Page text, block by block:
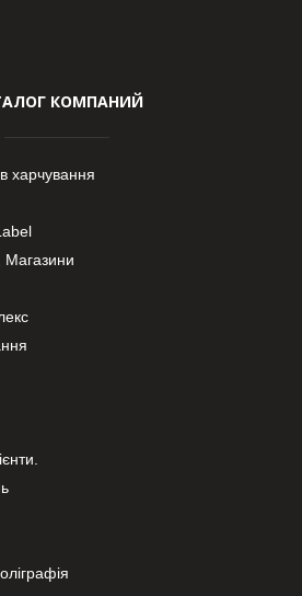
КОМПАНИЙ
харчування
Магазини